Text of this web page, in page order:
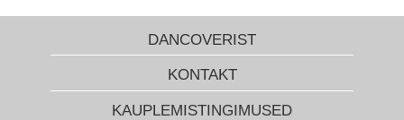
DANCOVERIST
KONTAKT
KAUPLEMISTINGIMUSED